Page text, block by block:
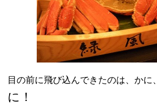
目の前に飛び込んできたのは、かに、
に！